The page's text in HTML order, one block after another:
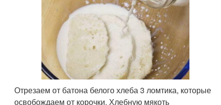
Отрезаем от батона белого хлеба 3 ломтика, которые
освобождаем от корочки. Хлебную мякоть